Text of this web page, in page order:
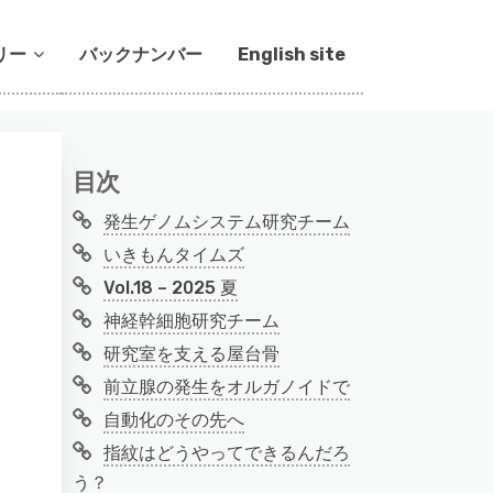
ー バックナンバー English site
目次
発生ゲノムシステム研究チーム
いきもんタイムズ
Vol.18 – 2025 夏
神経幹細胞研究チーム
研究室を支える屋台骨
前立腺の発生をオルガノイドで
自動化のその先へ
指紋はどうやってできるんだろ
う？